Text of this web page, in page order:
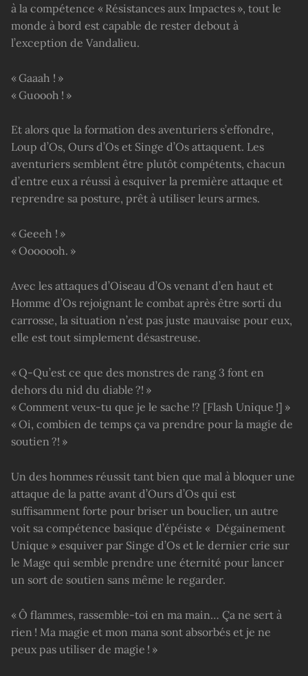
à la compétence « Résistances aux Impactes », tout le
monde à bord est capable de rester debout à
l’exception de Vandalieu.
« Gaaah ! »
« Guoooh ! »
Et alors que la formation des aventuriers s’effondre,
Loup d’Os, Ours d’Os et Singe d’Os attaquent. Les
aventuriers semblent être plutôt compétents, chacun
d’entre eux a réussi à esquiver la première attaque et
reprendre sa posture, prêt à utiliser leurs armes.
« Geeeh ! »
« Ooooooh. »
Avec les attaques d’Oiseau d’Os venant d’en haut et
Homme d’Os rejoignant le combat après être sorti du
carrosse, la situation n’est pas juste mauvaise pour eux,
elle est tout simplement désastreuse.
« Q-Qu’est ce que des monstres de rang 3 font en
dehors du nid du diable ?! »
« Comment veux-tu que je le sache !? [Flash Unique !] »
« Oi, combien de temps ça va prendre pour la magie de
soutien ?! »
Un des hommes réussit tant bien que mal à bloquer une
attaque de la patte avant d’Ours d’Os qui est
suffisamment forte pour briser un bouclier, un autre
voit sa compétence basique d’épéiste « Dégainement
Unique » esquiver par Singe d’Os et le dernier crie sur
le Mage qui semble prendre une éternité pour lancer
un sort de soutien sans même le regarder.
« Ô flammes, rassemble-toi en ma main… Ça ne sert à
rien ! Ma magie et mon mana sont absorbés et je ne
peux pas utiliser de magie ! »